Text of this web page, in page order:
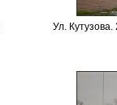
Ул.